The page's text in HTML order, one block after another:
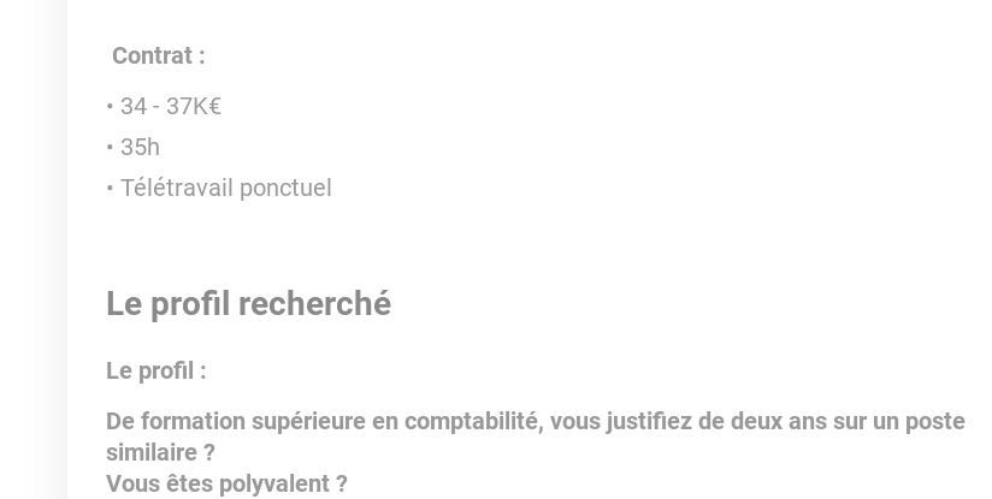
Contrat :
34 - 37K€
35h
Télétravail ponctuel
Le profil recherché
Le profil :
De formation supérieure en comptabilité, vous justifiez de deux ans sur un poste
similaire ?
Vous êtes polyvalent ?